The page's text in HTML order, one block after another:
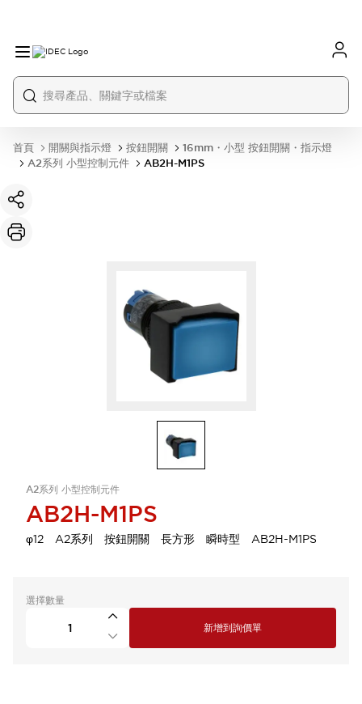
首頁 開關與指示燈 按鈕開關
16mm・小型 按鈕開關・指示燈
A2系列 小型控制元件
AB2H-M1PS
A2系列 小型控制元件
AB2H-M1PS
φ12 A2系列 按鈕開關 長方形 瞬時型 AB2H-M1PS
選擇數量
新增到詢價單